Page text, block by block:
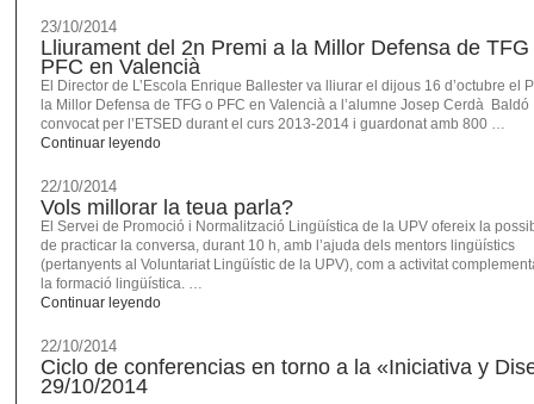
23/10/2014
Lliurament del 2n Premi a la Millor Defensa de TFG
PFC en Valencià
El Director de L’Escola Enrique Ballester va lliurar el dijous 16 d’octubre el
la Millor Defensa de TFG o PFC en Valencià a l’alumne Josep Cerdà Baldó
convocat per l’ETSED durant el curs 2013-2014 i guardonat amb 800 …
Continuar leyendo
22/10/2014
Vols millorar la teua parla?
El Servei de Promoció i Normalització Lingüística de la UPV ofereix la
de practicar la conversa, durant 10 h, amb l’ajuda dels mentors lingüístics
(pertanyents al Voluntariat Lingüístic de la UPV), com a activitat
la formació lingüística. …
Continuar leyendo
22/10/2014
Ciclo de conferencias en torno a la «Iniciativa y
29/10/2014